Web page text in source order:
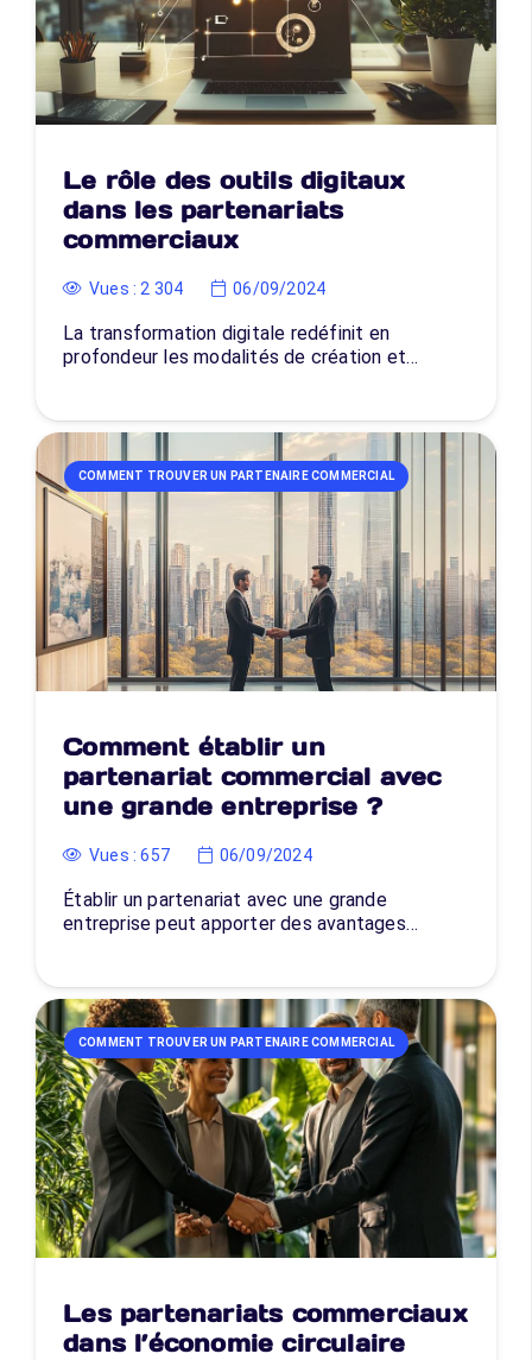
Le rôle des outils digitaux
dans les partenariats
commerciaux
Vues :2 304 06/09/2024
La transformation digitale redéfinit en
profondeur les modalités de création et…
COMMENT TROUVER UN PARTENAIRE COMMERCIAL
Comment établir un
partenariat commercial avec
une grande entreprise ?
Vues :657 06/09/2024
Établir un partenariat avec une grande
entreprise peut apporter des avantages…
COMMENT TROUVER UN PARTENAIRE COMMERCIAL
Les partenariats commerciaux
dans l’économie circulaire